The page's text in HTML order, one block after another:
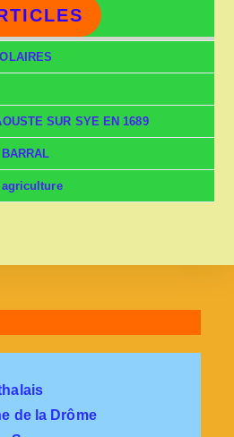
SUR SYE EN 1689
de la Drôme